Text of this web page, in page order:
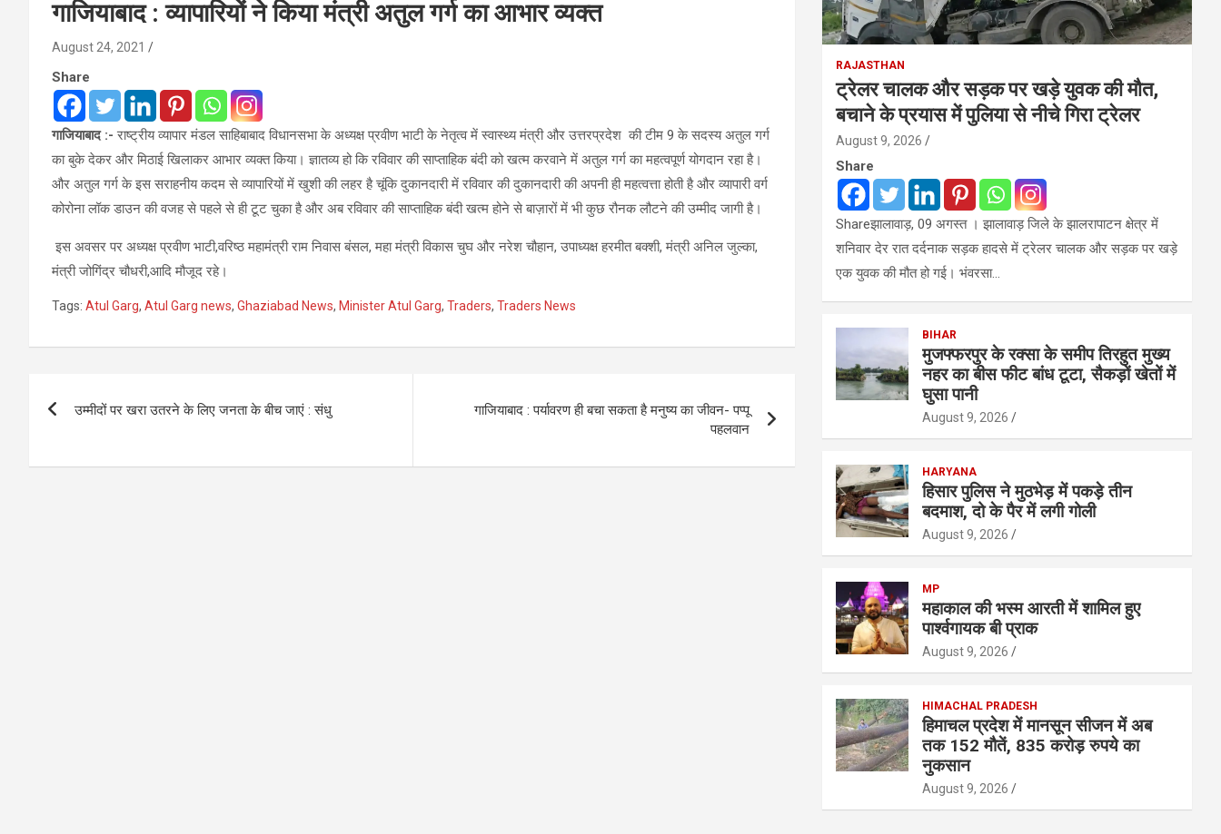
गाजियाबाद : व्यापारियों ने किया मंत्री अतुल गर्ग का आभार व्यक्त
August 24, 2021
Share
गाजियाबाद :-राष्ट्रीय व्यापार मंडल साहिबाबाद विधानसभा के अध्यक्ष प्रवीण भाटी के नेतृत्व में स्वास्थ्य मंत्री और उत्तरप्रदेश की टीम 9 के सदस्य अतुल गर्ग
का बुके देकर और मिठाई खिलाकर आभार व्यक्त किया। ज्ञातव्य हो कि रविवार की साप्ताहिक बंदी को खत्म करवाने में अतुल गर्ग का महत्वपूर्ण योगदान रहा है।
और अतुल गर्ग के इस सराहनीय कदम से व्यापारियों में खुशी की लहर है चूंकि दुकानदारी में रविवार की दुकानदारी की अपनी ही महत्वत्ता होती है और व्यापारी वर्ग
कोरोना लॉक डाउन की वजह से पहले से ही टूट चुका है और अब रविवार की साप्ताहिक बंदी खत्म होने से बाज़ारों में भी कुछ रौनक लौटने की उम्मीद जागी है।
इस अवसर पर अध्यक्ष प्रवीण भाटी,वरिष्ठ महामंत्री राम निवास बंसल, महा मंत्री विकास चुघ और नरेश चौहान, उपाध्यक्ष हरमीत बक्शी, मंत्री अनिल जुल्का,
मंत्री जोगिंद्र चौधरी,आदि मौजूद रहे।
Tags: Atul Garg, Atul Garg news, Ghaziabad News, Minister Atul Garg, Traders, Traders News
उम्मीदों पर खरा उतरने के लिए जनता के बीच जाएं : संधु
गाजियाबाद : पर्यावरण ही बचा सकता है मनुष्य का जीवन- पप्पू
पहलवान
RAJASTHAN
ट्रेलर चालक और सड़क पर खड़े युवक की मौत,
बचाने के प्रयास में पुलिया से नीचे गिरा ट्रेलर
August 9, 2026
Share
Shareझालावाड़, 09 अगस्त । झालावाड़ जिले के झालरापाटन क्षेत्र में
शनिवार देर रात दर्दनाक सड़क हादसे में ट्रेलर चालक और सड़क पर खड़े
एक युवक की मौत हो गई। भंवरसा…
BIHAR
मुजफ्फरपुर के रक्सा के समीप तिरहुत मुख्य
नहर का बीस फीट बांध टूटा, सैकड़ों खेतों में
घुसा पानी
August 9, 2026
HARYANA
हिसार पुलिस ने मुठभेड़ में पकड़े तीन
बदमाश, दो के पैर में लगी गोली
August 9, 2026
MP
महाकाल की भस्म आरती में शामिल हुए
पार्श्वगायक बी प्राक
August 9, 2026
HIMACHAL PRADESH
हिमाचल प्रदेश में मानसून सीजन में अब
तक 152 मौतें, 835 करोड़ रुपये का
नुकसान
August 9, 2026